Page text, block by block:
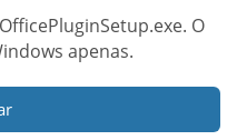
O
apenas.